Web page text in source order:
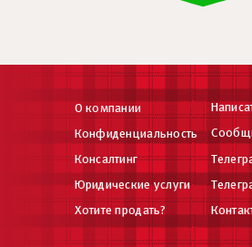
О компании
Конфиденциальность
Консалтинг
Юридические услуги
Хотите продать?